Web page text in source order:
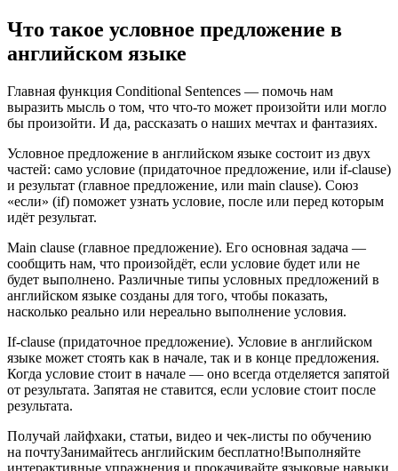
Что такое условное предложение в
английском языке
Главная функция Conditional Sentences — помочь нам
выразить мысль о том, что что-то может произойти или могло
бы произойти. И да, рассказать о наших мечтах и фантазиях.
Условное предложение в английском языке состоит из двух
частей: само условие (придаточное предложение, или if-clause)
и результат (главное предложение, или main clause). Союз
«если» (if) поможет узнать условие, после или перед которым
идёт результат.
Main clause (главное предложение). Его основная задача —
сообщить нам, что произойдёт, если условие будет или не
будет выполнено. Различные типы условных предложений в
английском языке созданы для того, чтобы показать,
насколько реально или нереально выполнение условия.
If-clause (придаточное предложение). Условие в английском
языке может стоять как в начале, так и в конце предложения.
Когда условие стоит в начале — оно всегда отделяется запятой
от результата. Запятая не ставится, если условие стоит после
результата.
Получай лайфхаки, статьи, видео и чек-листы по обучению
на почтуЗанимайтесь английским бесплатно!Выполняйте
интерактивные упражнения и прокачивайте языковые навыки